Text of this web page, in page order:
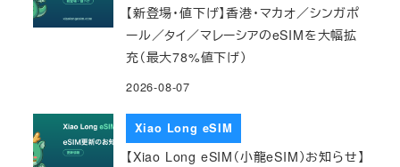
【新登場・値下げ】香港・マカオ／シンガポ
ール／タイ／マレーシアのeSIMを大幅拡
充（最大78%値下げ）
2026-08-07
Xiao Long eSIM
【Xiao Long eSIM（小龍eSIM）お知らせ】